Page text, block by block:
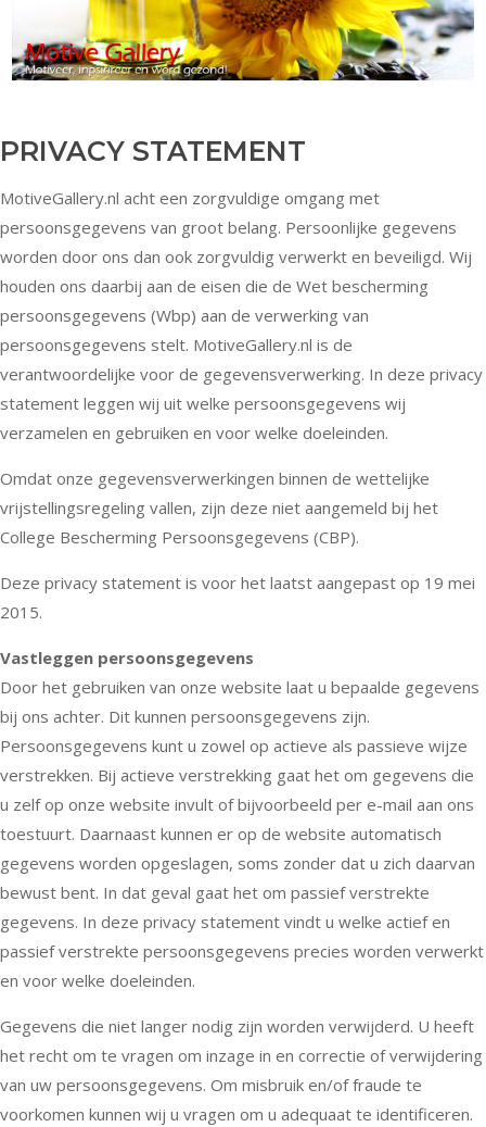
content
PRIVACY STATEMENT
MotiveGallery.nl acht een zorgvuldige omgang met
persoonsgegevens van groot belang. Persoonlijke gegevens
worden door ons dan ook zorgvuldig verwerkt en beveiligd. Wij
houden ons daarbij aan de eisen die de Wet bescherming
persoonsgegevens (Wbp) aan de verwerking van
persoonsgegevens stelt. MotiveGallery.nl is de
verantwoordelijke voor de gegevensverwerking. In deze privacy
statement leggen wij uit welke persoonsgegevens wij
verzamelen en gebruiken en voor welke doeleinden.
Omdat onze gegevensverwerkingen binnen de wettelijke
vrijstellingsregeling vallen, zijn deze niet aangemeld bij het
College Bescherming Persoonsgegevens (CBP).
Deze privacy statement is voor het laatst aangepast op 19 mei
2015.
Vastleggen persoonsgegevens
Door het gebruiken van onze website laat u bepaalde gegevens
bij ons achter. Dit kunnen persoonsgegevens zijn.
Persoonsgegevens kunt u zowel op actieve als passieve wijze
verstrekken. Bij actieve verstrekking gaat het om gegevens die
u zelf op onze website invult of bijvoorbeeld per e-mail aan ons
toestuurt. Daarnaast kunnen er op de website automatisch
gegevens worden opgeslagen, soms zonder dat u zich daarvan
bewust bent. In dat geval gaat het om passief verstrekte
gegevens. In deze privacy statement vindt u welke actief en
passief verstrekte persoonsgegevens precies worden verwerkt
en voor welke doeleinden.
Gegevens die niet langer nodig zijn worden verwijderd. U heeft
het recht om te vragen om inzage in en correctie of verwijdering
van uw persoonsgegevens. Om misbruik en/of fraude te
voorkomen kunnen wij u vragen om u adequaat te identificeren.